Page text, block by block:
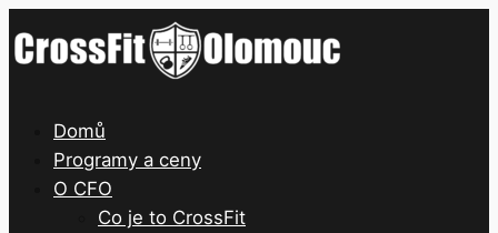
Domů
Programy a ceny
O CFO
Co je to CrossFit